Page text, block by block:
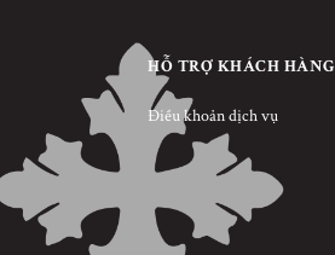
HỖ TRỢ KHÁCH HÀNG
Điều khoản dịch vụ